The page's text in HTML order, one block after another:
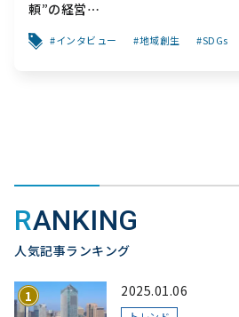
頼”の経営
へ繋ぐ挑戦～
インタビュー 地域創生 SDGs
RANKING
人気記事ランキング
2025.01.06